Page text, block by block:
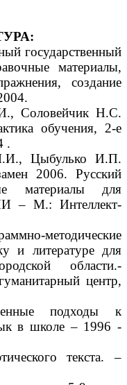
государственный
материалы,
создание
Соловейчик Н.С.
обучения, 2-е
.
Цыбулько И.П.
2006. Русский
материалы для
– М.: Интеллект-
методические
и литературе для
области.-
центр,
подходы к
в школе – 1996 -
текста. –